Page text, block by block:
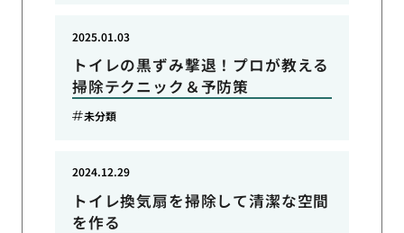
トイレの黒ずみ撃退！プロが教える
掃除テクニック＆予防策
2025.01.03
未分類
トイレ換気扇を掃除して清潔な空間
を作る
2024.12.29